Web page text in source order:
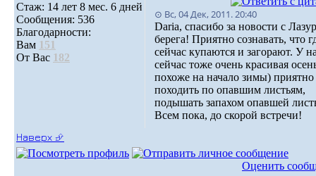
Стаж: 14 лет 8 мес. 6 дней
Сообщения: 536
Благодарности:
Вам 151
От Вас 182
⊙ Вс, 04 Дек, 2011. 20:40
Daria, спасибо за новости с
берега! Приятно сознавать, что
сейчас купаются и загорают. У
сейчас тоже очень красивая
похоже на начало зимы) приятно
походить по опавшим листьям,
подышать запахом опавшей
Всем пока, до скорой встречи!
Наверх ⮵
Оценить